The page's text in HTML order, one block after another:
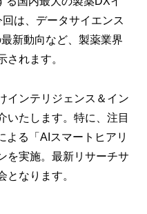
は、データサイエンス
新動向など、製薬業界
されます。
インテリジェンス＆イン
いたします。特に、注目
よる「AIスマートヒアリ
を実施。最新リサーチサ
となります。